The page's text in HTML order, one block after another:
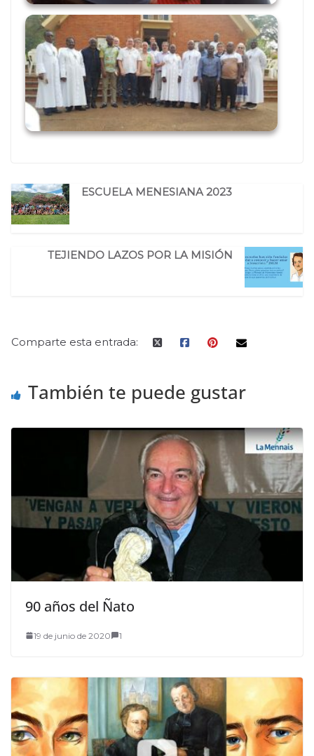
ESCUELA MENESIANA 2023
TEJIENDO LAZOS POR LA MISIÓN
Comparte esta entrada:
También te puede gustar
90 años del Ñato
19 de junio de 2020 1